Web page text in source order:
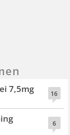
16
7,5mg
6